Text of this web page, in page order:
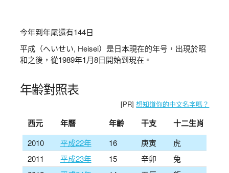
今年到年尾還有144日
平成（へいせい, Heisei）是日本現在的年号，出現於昭
和之後，從1989年1月8日開始到現在。
年齢對照表
[PR]想知道你的中文名字嗎？
西元 年曆 年齡 干支 十二生肖
2010 平成22年 16 庚寅
虎
2011
平成23年 15 辛卯
兔